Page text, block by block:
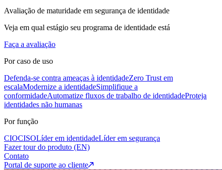
Avaliação de maturidade em segurança de identidade
Veja em qual estágio seu programa de identidade está
Faça a avaliação
Por caso de uso
Defenda-se contra ameaças à identidadeZero Trust em
escalaModernize a identidadeSimplifique a
conformidadeAutomatize fluxos de trabalho de identidadeProteja
identidades não humanas
Por função
CIOCISOLíder em identidadeLíder em segurança
Fazer tour do produto (EN)
Contato
Portal de suporte ao cliente